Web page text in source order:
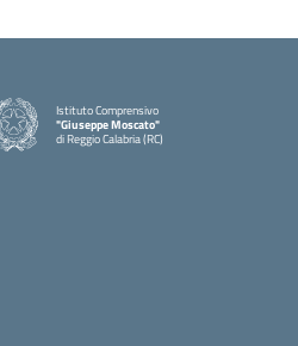
Istituto Comprensivo
"Giuseppe Moscato"
di Reggio Calabria (RC)
— Visita la pagina iniziale della scuola